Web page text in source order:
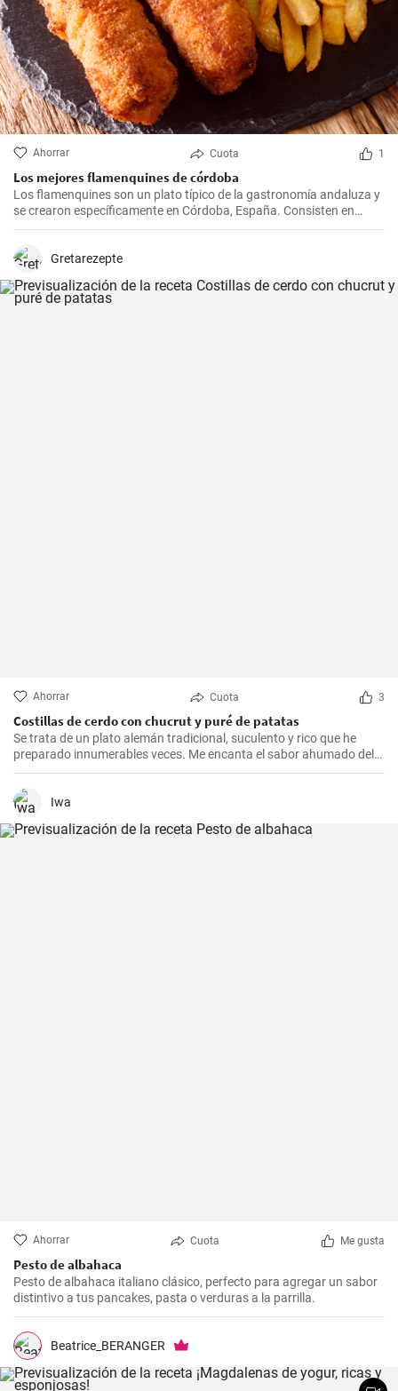
Ahorrar Cuota 1
Los mejores flamenquines de córdoba
Los flamenquines son un plato típico de la gastronomía andaluza y
se crearon específicamente en Córdoba, España. Consisten en
rollitos de jamón serrano y carne de cerdo empanados y fritos. Son
como tapas y son comúnmente acompañados con papas fritas y
Gretarezepte
Ahorrar Cuota 3
Costillas de cerdo con chucrut y puré de patatas
Se trata de un plato alemán tradicional, suculento y rico que he
preparado innumerables veces. Me encanta el sabor ahumado del
Kassler combinado con el chucrut ácido y el cremoso puré de
patatas. Esta receta es ideal para ocasiones especiales y también
es un delicioso plato reconfortante en los días más fríos.
Iwa
Ahorrar Cuota Me gusta
Pesto de albahaca
Pesto de albahaca italiano clásico, perfecto para agregar un sabor
distintivo a tus pancakes, pasta o verduras a la parrilla.
Beatrice_BERANGER